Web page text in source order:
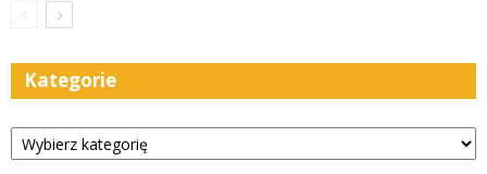
Kategorie
Kategorie